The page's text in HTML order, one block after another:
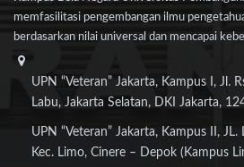
memfasilitasi pengembangan ilmu
berdasarkan nilai universal dan mencapai
UPN “Veteran” Jakarta, Kampus I, Jl.
Labu, Jakarta Selatan, DKI Jakarta,
UPN “Veteran” Jakarta, Kampus II, JL.
Kec. Limo, Cinere – Depok (Kampus